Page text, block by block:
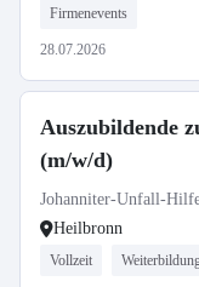
Firmenevents
28.07.2026
Auszubildende
(m/w/d)
Johanniter-Unfall-
Heilbronn
Vollzeit